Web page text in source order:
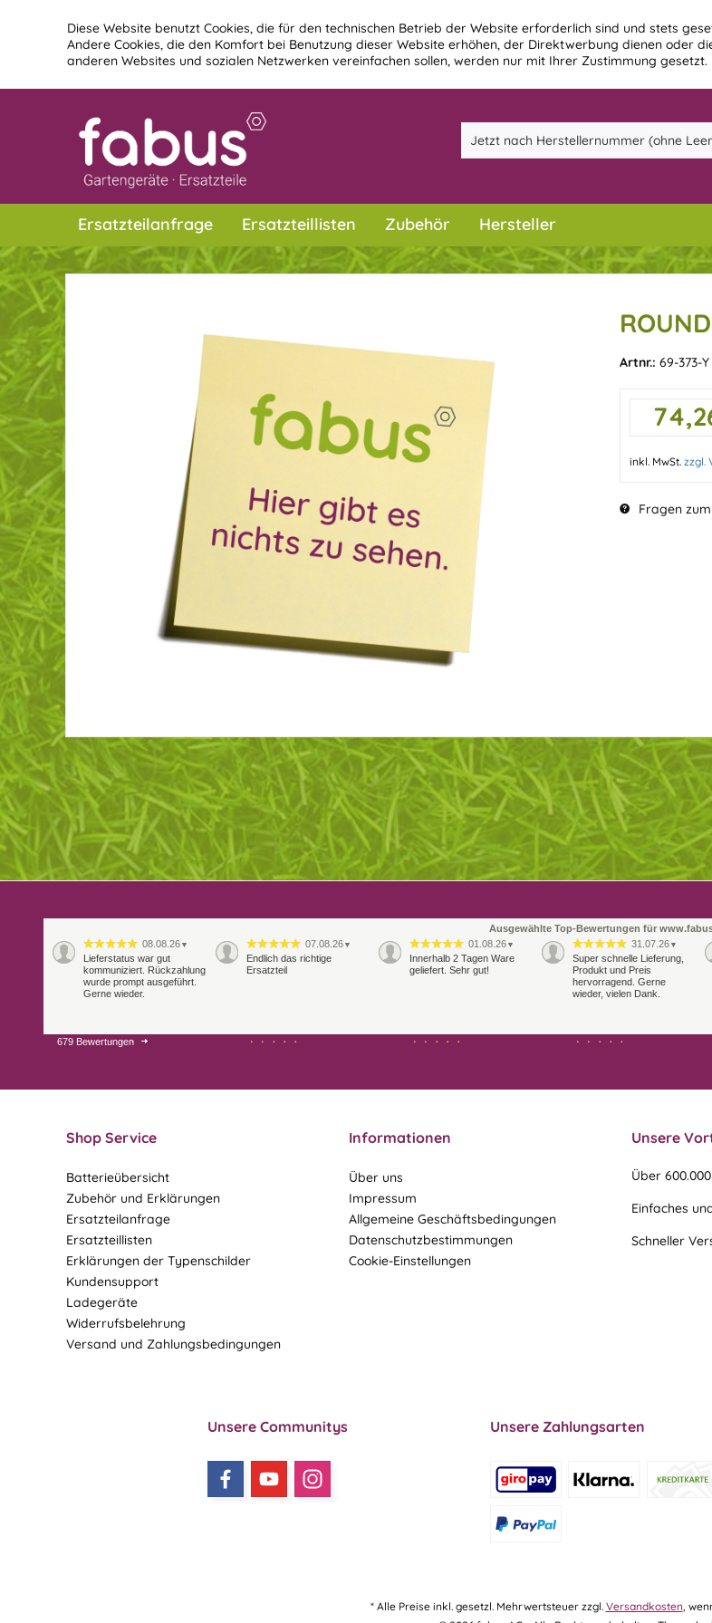
Diese Website benutzt Cookies, die für den technischen Betrieb der Website erforderlich sind und stets
Andere Cookies, die den Komfort bei Benutzung dieser Website erhöhen, der Direktwerbung dienen oder
anderen Websites und sozialen Netzwerken vereinfachen sollen, werden nur mit Ihrer Zustimmung gesetzt.
Ersatzteilanfrage Ersatzteillisten Zubehör Hersteller
Artnr.: 69-373-Y
inkl. MwSt. zzgl.
Fragen
Ausgewählte Top-Bewertungen für
08.08.26 ▼
Lieferstatus war gut
kommuniziert. Rückzahlung
wurde prompt ausgeführt.
Gerne wieder.
07.08.26 ▼
Endlich das richtige
Ersatzteil
01.08.26 ▼
Innerhalb 2 Tagen Ware
geliefert. Sehr gut!
31.07.26 ▼
Super schnelle Lieferung,
Produkt und Preis
hervorragend. Gerne
wieder, vielen Dank.
29.07.26
679 Bewertungen
Shop Service
Batterieübersicht
Zubehör und Erklärungen
Ersatzteilanfrage
Ersatzteillisten
Erklärungen der Typenschilder
Kundensupport
Ladegeräte
Widerrufsbelehrung
Versand und Zahlungsbedingungen
Informationen
Über uns
Impressum
Allgemeine Geschäftsbedingungen
Datenschutzbestimmungen
Cookie-Einstellungen
Unsere
Über
Einfaches
Schneller
Unsere Communitys Unsere Zahlungsarten
* Alle Preise inkl. gesetzl. Mehrwertsteuer zzgl. Versandkosten,